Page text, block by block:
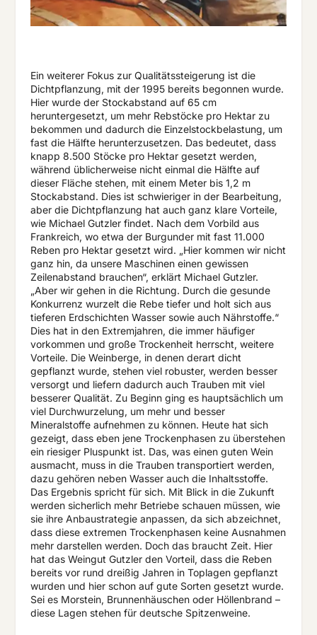
Ein weiterer Fokus zur Qualitätssteigerung ist die
Dichtpflanzung, mit der 1995 bereits begonnen wurde.
Hier wurde der Stockabstand auf 65 cm
heruntergesetzt, um mehr Rebstöcke pro Hektar zu
bekommen und dadurch die Einzelstockbelastung, um
fast die Hälfte herunterzusetzen. Das bedeutet, dass
knapp 8.500 Stöcke pro Hektar gesetzt werden,
während üblicherweise nicht einmal die Hälfte auf
dieser Fläche stehen, mit einem Meter bis 1,2 m
Stockabstand. Dies ist schwieriger in der Bearbeitung,
aber die Dichtpflanzung hat auch ganz klare Vorteile,
wie Michael Gutzler findet. Nach dem Vorbild aus
Frankreich, wo etwa der Burgunder mit fast 11.000
Reben pro Hektar gesetzt wird. „Hier kommen wir nicht
ganz hin, da unsere Maschinen einen gewissen
Zeilenabstand brauchen“, erklärt Michael Gutzler.
„Aber wir gehen in die Richtung. Durch die gesunde
Konkurrenz wurzelt die Rebe tiefer und holt sich aus
tieferen Erdschichten Wasser sowie auch Nährstoffe.“
Dies hat in den Extremjahren, die immer häufiger
vorkommen und große Trockenheit herrscht, weitere
Vorteile. Die Weinberge, in denen derart dicht
gepflanzt wurde, stehen viel robuster, werden besser
versorgt und liefern dadurch auch Trauben mit viel
besserer Qualität. Zu Beginn ging es hauptsächlich um
viel Durchwurzelung, um mehr und besser
Mineralstoffe aufnehmen zu können. Heute hat sich
gezeigt, dass eben jene Trockenphasen zu überstehen
ein riesiger Pluspunkt ist. Das, was einen guten Wein
ausmacht, muss in die Trauben transportiert werden,
dazu gehören neben Wasser auch die Inhaltsstoffe.
Das Ergebnis spricht für sich. Mit Blick in die Zukunft
werden sicherlich mehr Betriebe schauen müssen, wie
sie ihre Anbaustrategie anpassen, da sich abzeichnet,
dass diese extremen Trockenphasen keine Ausnahmen
mehr darstellen werden. Doch das braucht Zeit. Hier
hat das Weingut Gutzler den Vorteil, dass die Reben
bereits vor rund dreißig Jahren in Toplagen gepflanzt
wurden und hier schon auf gute Sorten gesetzt wurde.
Sei es Morstein, Brunnenhäuschen oder Höllenbrand –
diese Lagen stehen für deutsche Spitzenweine.